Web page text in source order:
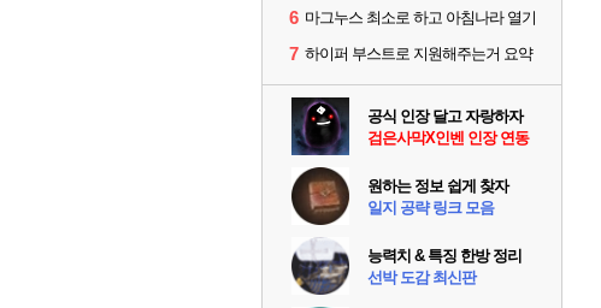
6 마그누스 최소로 하고 아침나라 열기
7 하이퍼 부스트로 지원해주는거 요약
공식 인장 달고 자랑하자
검은사막X인벤 인장 연동
원하는 정보 쉽게 찾자
일지 공략 링크 모음
능력치 & 특징 한방 정리
선박 도감 최신판